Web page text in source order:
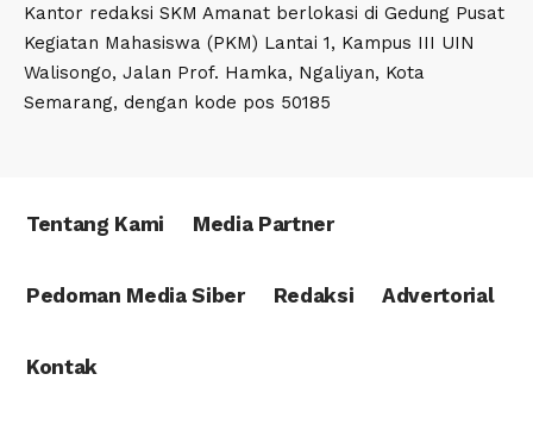
Kantor redaksi SKM Amanat berlokasi di Gedung Pusat
Kegiatan Mahasiswa (PKM) Lantai 1, Kampus III UIN
Walisongo, Jalan Prof. Hamka, Ngaliyan, Kota
Semarang, dengan kode pos 50185
Tentang Kami Media Partner
Pedoman Media Siber Redaksi Advertorial
Kontak